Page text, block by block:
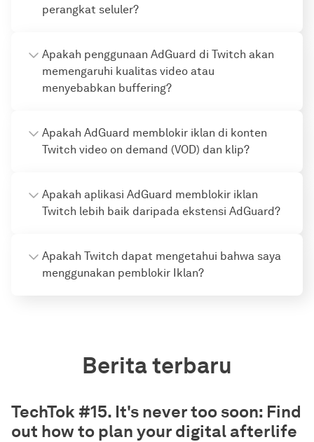
perangkat seluler?
Apakah penggunaan AdGuard di Twitch akan
memengaruhi kualitas video atau
menyebabkan buffering?
Apakah AdGuard memblokir iklan di konten
Twitch video on demand (VOD) dan klip?
Apakah aplikasi AdGuard memblokir iklan
Twitch lebih baik daripada ekstensi AdGuard?
Apakah Twitch dapat mengetahui bahwa saya
menggunakan pemblokir Iklan?
Berita terbaru
TechTok #15. It's never too soon: Find
out how to plan your digital afterlife